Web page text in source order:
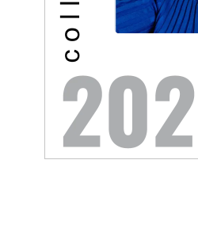
Музыкальные